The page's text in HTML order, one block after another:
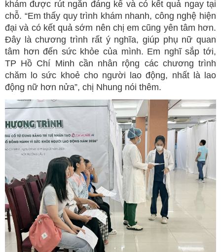
khám được rút ngắn đáng kể và có kết quả ngay tại
chỗ. “Em thấy quy trình khám nhanh, công nghệ hiện
đại và có kết quả sớm nên chị em cũng yên tâm hơn.
Đây là chương trình rất ý nghĩa, giúp phụ nữ quan
tâm hơn đến sức khỏe của mình. Em nghĩ sắp tới,
TP Hồ Chí Minh cần nhân rộng các chương trình
chăm lo sức khoẻ cho người lao động, nhất là lao
động nữ hơn nửa”, chị Nhung nói thêm.